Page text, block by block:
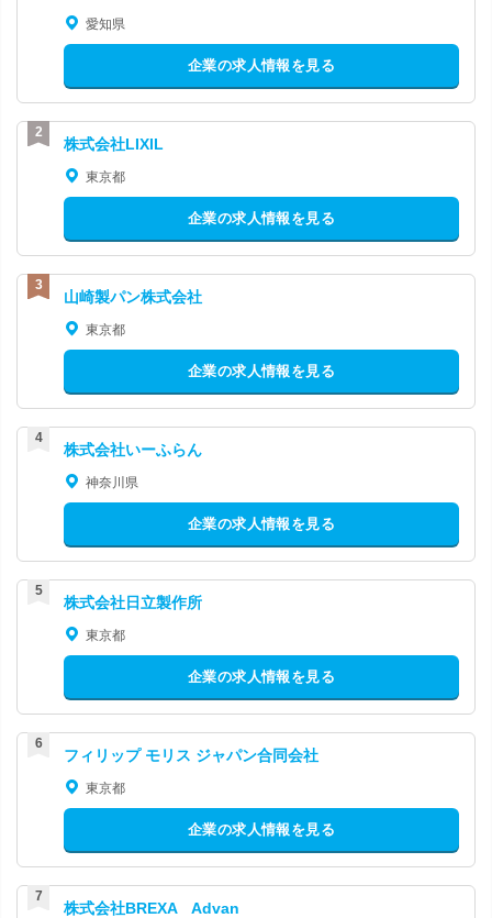
愛知県
企業の求人情報を見る
株式会社LIXIL
東京都
企業の求人情報を見る
山崎製パン株式会社
東京都
企業の求人情報を見る
株式会社いーふらん
神奈川県
企業の求人情報を見る
株式会社日立製作所
東京都
企業の求人情報を見る
フィリップ モリス ジャパン合同会社
東京都
企業の求人情報を見る
株式会社BREXA Advan